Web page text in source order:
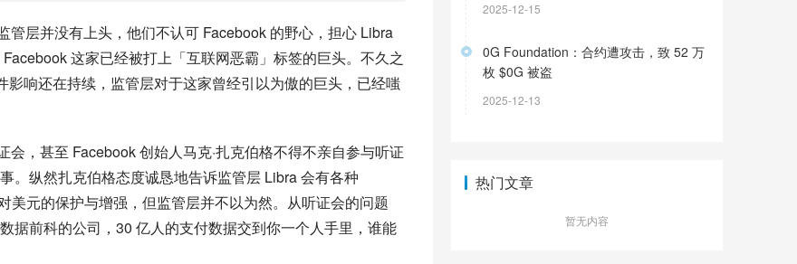
层并没有上头，他们不认可 Facebook 的野心，担心 Libra
这家已经被打上「互联网恶霸」标签的巨头。不久之
响还在持续，监管层对于这家曾经引以为傲的巨头，已经嗤
，甚至 Facebook 创始人马克·扎克伯格不得不亲自参与听证
。纵然扎克伯格态度诚恳地告诉监管层 Libra 会有各种
美元的保护与增强，但监管层并不以为然。从听证会的问题
据前科的公司，30 亿人的支付数据交到你一个人手里，谁能
2025-12-15
0G Foundation：合约遭攻击，致 52 万
枚 $0G 被盗
2025-12-13
热门文章
暂无内容